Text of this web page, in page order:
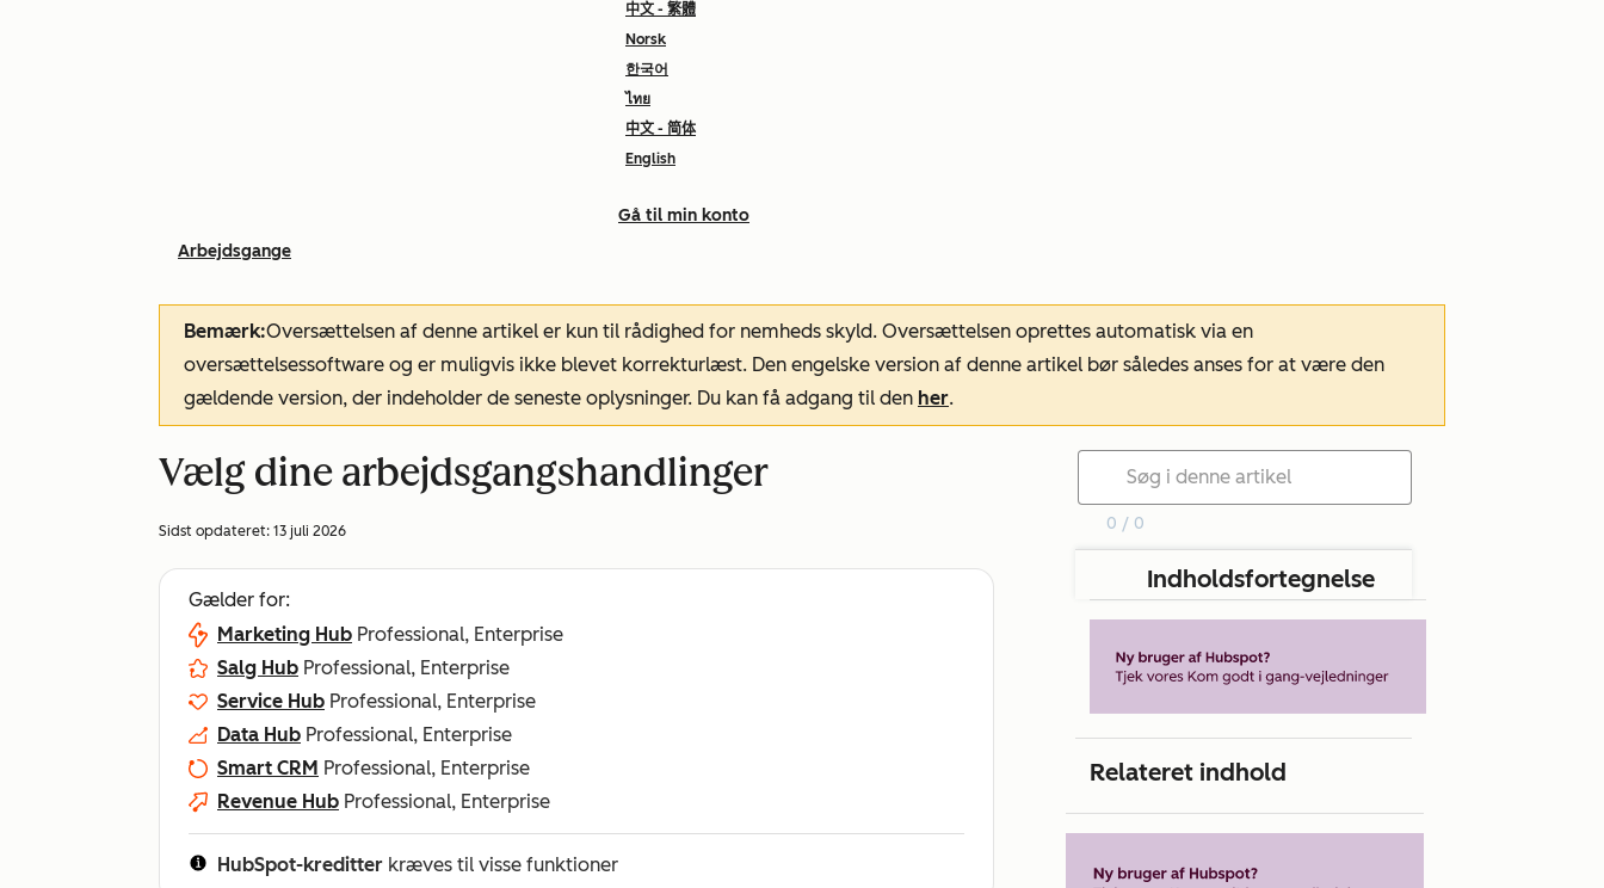
中文 - 繁體
Norsk
한국어
ไทย
中文 - 简体
English
Gå til min konto
Arbejdsgange
Bemærk:Oversættelsen af denne artikel er kun til rådighed for nemheds skyld. Oversættelsen oprettes automatisk via en
oversættelsessoftware og er muligvis ikke blevet korrekturlæst. Den engelske version af denne artikel bør således anses for at være den
gældende version, der indeholder de seneste oplysninger. Du kan få adgang til den her.
Vælg dine arbejdsgangshandlinger
Sidst opdateret: 13 juli 2026
Gælder for:
Marketing Hub Professional, Enterprise
Salg Hub Professional, Enterprise
Service Hub Professional, Enterprise
Data Hub Professional, Enterprise
Smart CRM Professional, Enterprise
Revenue Hub Professional, Enterprise
HubSpot-kreditter kræves til visse funktioner
0 / 0
Indholdsfortegnelse
Relateret indhold